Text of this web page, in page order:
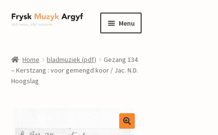
Ga
door
navigatie
Ga
naar
inhoud
Menu
informatie
Submenu
Home bladmuziek (pdf)
Gezang 134
– Kerstzang : voor gemengd koor / Jac. N.D.
Hoogslag